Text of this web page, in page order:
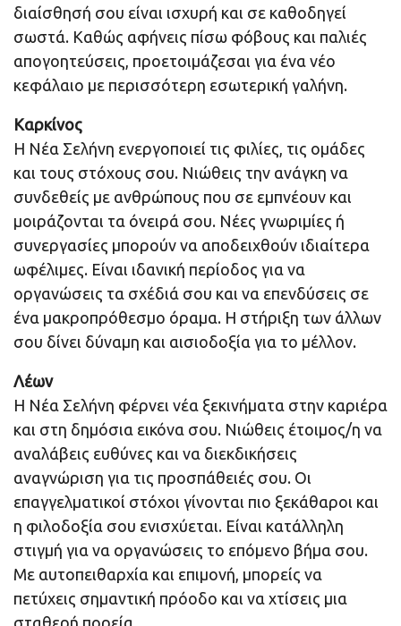
διαίσθησή σου είναι ισχυρή και σε καθοδηγεί
σωστά. Καθώς αφήνεις πίσω φόβους και παλιές
απογοητεύσεις, προετοιμάζεσαι για ένα νέο
κεφάλαιο με περισσότερη εσωτερική γαλήνη.
Καρκίνος
Η Νέα Σελήνη ενεργοποιεί τις φιλίες, τις ομάδες
και τους στόχους σου. Νιώθεις την ανάγκη να
συνδεθείς με ανθρώπους που σε εμπνέουν και
μοιράζονται τα όνειρά σου. Νέες γνωριμίες ή
συνεργασίες μπορούν να αποδειχθούν ιδιαίτερα
ωφέλιμες. Είναι ιδανική περίοδος για να
οργανώσεις τα σχέδιά σου και να επενδύσεις σε
ένα μακροπρόθεσμο όραμα. Η στήριξη των άλλων
σου δίνει δύναμη και αισιοδοξία για το μέλλον.
Λέων
Η Νέα Σελήνη φέρνει νέα ξεκινήματα στην καριέρα
και στη δημόσια εικόνα σου. Νιώθεις έτοιμος/η να
αναλάβεις ευθύνες και να διεκδικήσεις
αναγνώριση για τις προσπάθειές σου. Οι
επαγγελματικοί στόχοι γίνονται πιο ξεκάθαροι και
η φιλοδοξία σου ενισχύεται. Είναι κατάλληλη
στιγμή για να οργανώσεις το επόμενο βήμα σου.
Με αυτοπειθαρχία και επιμονή, μπορείς να
πετύχεις σημαντική πρόοδο και να χτίσεις μια